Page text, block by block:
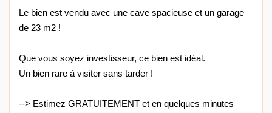
Le bien est vendu avec une cave spacieuse et un garage
de 23 m2 !
Que vous soyez investisseur, ce bien est idéal.
Un bien rare à visiter sans tarder !
--> Estimez GRATUITEMENT et en quelques minutes